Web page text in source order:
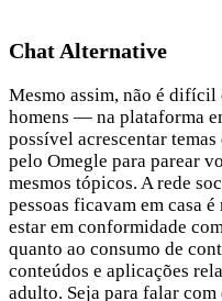
Chat Alternative
Mesmo assim, não é
homens — na plataforma
possível acrescentar temas
pelo Omegle para parear
mesmos tópicos. A rede
pessoas ficavam em casa
estar em conformidade
quanto ao consumo de
conteúdos e aplicações
adulto. Seja para falar